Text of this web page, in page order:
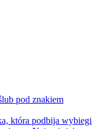
pod znakiem
która podbija wybiegi